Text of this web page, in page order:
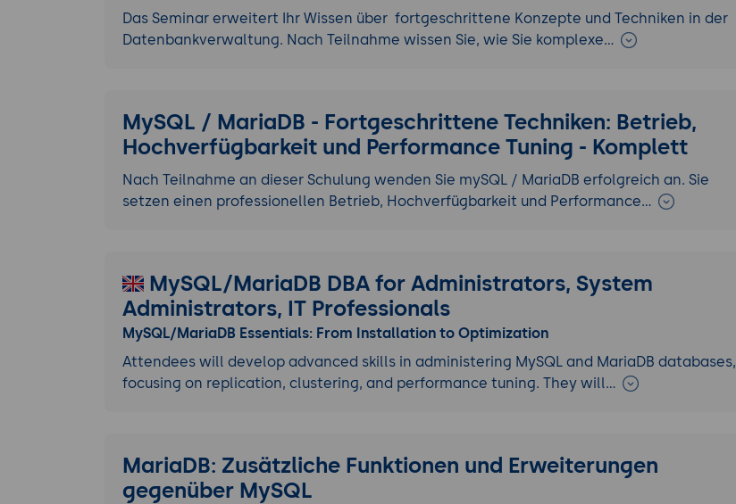
Das Seminar erweitert Ihr Wissen über fortgeschrittene Konzepte und Techniken in der
Datenbankverwaltung. Nach Teilnahme wissen Sie, wie Sie komplexe…
MySQL / MariaDB - Fortgeschrittene Techniken: Betrieb,
Hochverfügbarkeit und Performance Tuning - Komplett
Nach Teilnahme an dieser Schulung wenden Sie mySQL / MariaDB erfolgreich an. Sie
setzen einen professionellen Betrieb, Hochverfügbarkeit und Performance…
MySQL/MariaDB DBA for Administrators, System
Administrators, IT Professionals
MySQL/MariaDB Essentials: From Installation to Optimization
Attendees will develop advanced skills in administering MySQL and MariaDB databases,
focusing on replication, clustering, and performance tuning. They will…
MariaDB: Zusätzliche Funktionen und Erweiterungen
gegenüber MySQL